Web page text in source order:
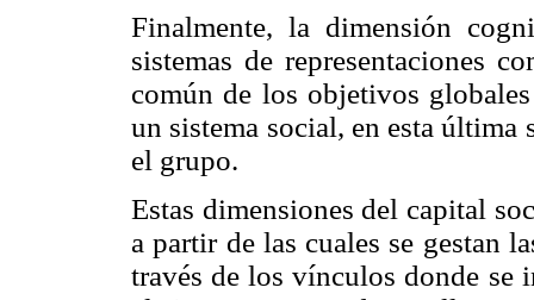
Finalmente, la dimensión
sistemas de representaciones
común de los objetivos
un sistema social, en esta última
el grupo.
Estas dimensiones del capital
a partir de las cuales se gestan
través de los vínculos donde se